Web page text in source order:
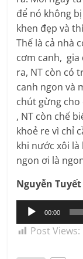
để nó không
khen đẹp và
Thế là cả nhà
cơm canh, gia
ra, NT còn có
canh ngon và
chút gừng cho
, NT còn chế
khoẻ re vì chỉ
khi nước xôi
ngon ơi là
Nguyễn Tuyết
Trình
phát
âm
00:00
Post Views: